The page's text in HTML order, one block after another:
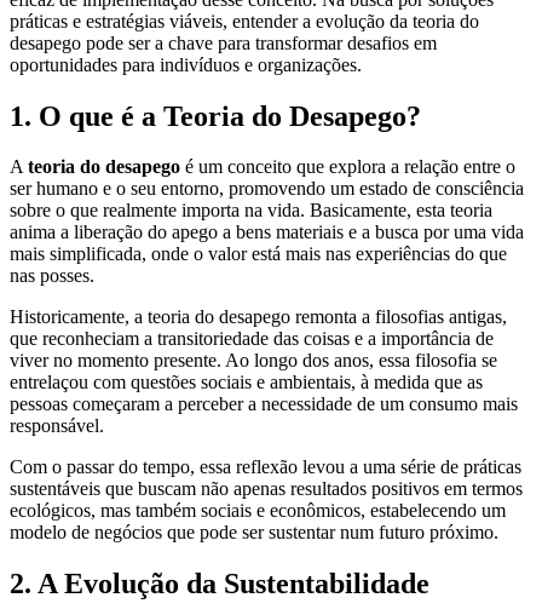
práticas e estratégias viáveis, entender a evolução da teoria do
desapego pode ser a chave para transformar desafios em
oportunidades para indivíduos e organizações.
1. O que é a Teoria do Desapego?
Ateoria do desapego é um conceito que explora a relação entre o
ser humano e o seu entorno, promovendo um estado de consciência
sobre o que realmente importa na vida. Basicamente, esta teoria
anima a liberação do apego a bens materiais e a busca por uma vida
mais simplificada, onde o valor está mais nas experiências do que
nas posses.
Historicamente, a teoria do desapego remonta a filosofias antigas,
que reconheciam a transitoriedade das coisas e a importância de
viver no momento presente. Ao longo dos anos, essa filosofia se
entrelaçou com questões sociais e ambientais, à medida que as
pessoas começaram a perceber a necessidade de um consumo mais
responsável.
Com o passar do tempo, essa reflexão levou a uma série de práticas
sustentáveis que buscam não apenas resultados positivos em termos
ecológicos, mas também sociais e econômicos, estabelecendo um
modelo de negócios que pode ser sustentar num futuro próximo.
2. A Evolução da Sustentabilidade